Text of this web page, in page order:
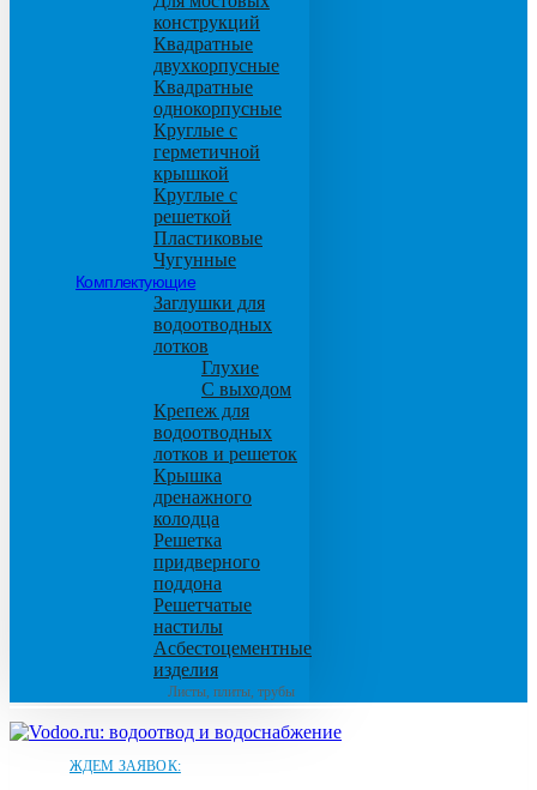
конструкций
Квадратные
двухкорпусные
Квадратные
однокорпусные
Круглые с
герметичной
крышкой
Круглые с
решеткой
Пластиковые
Чугунные
Комплектующие
Заглушки для
водоотводных
лотков
Глухие
С выходом
Крепеж для
водоотводных
лотков и решеток
Крышка
дренажного
колодца
Решетка
придверного
поддона
Решетчатые
настилы
Асбестоцементные
изделия
Листы, плиты, трубы
ЖДЕМ ЗАЯВОК: